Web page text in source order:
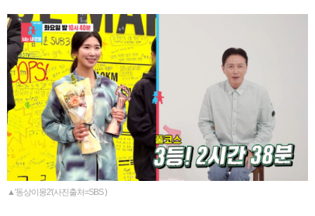
▲'동상이몽2'(사진출처=SBS )